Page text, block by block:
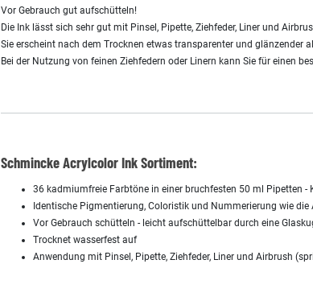
Vor Gebrauch gut aufschütteln!
Die Ink lässt sich sehr gut mit Pinsel, Pipette, Ziehfeder, Liner und
Sie erscheint nach dem Trocknen etwas transparenter und glänzender
Bei der Nutzung von feinen Ziehfedern oder Linern kann Sie für einen
Schmincke Acrylcolor Ink Sortiment:
36 kadmiumfreie Farbtöne in einer bruchfesten 50 ml Pipetten -
Identische Pigmentierung, Coloristik und Nummerierung wie
Vor Gebrauch schütteln - leicht aufschüttelbar durch eine
Trocknet wasserfest auf
Anwendung mit Pinsel, Pipette, Ziehfeder, Liner und Airbrush